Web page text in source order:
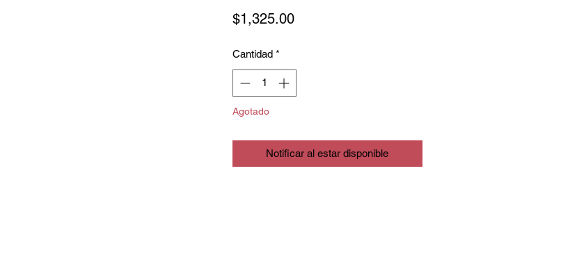
$1,325.00Precio
Cantidad *
Agotado
Notificar al estar disponible